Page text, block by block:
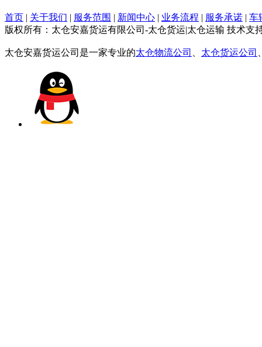
首页 | 关于我们 | 服务范围 | 新闻中心 | 业务流程 | 服务承诺 | 车
版权所有：太仓安嘉货运有限公司-太仓货运|太仓运输 技术支
太仓安嘉货运公司是一家专业的太仓物流公司 太仓货运公司